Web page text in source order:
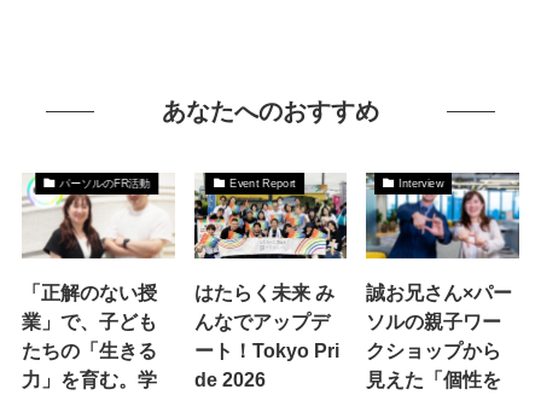
あなたへのおすすめ
パーソルのFR活動
「正解のない授
業」で、子ども
たちの「生きる
力」を育む。学
Event Report
はたらく未来 み
んなでアップデ
ート！Tokyo Pri
de 2026
Interview
誠お兄さん×パー
ソルの親子ワー
クショップから
見えた「個性を